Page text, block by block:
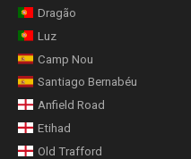
Dragão
Luz
Camp Nou
Santiago Bernabéu
Anfield Road
Etihad
Old Trafford